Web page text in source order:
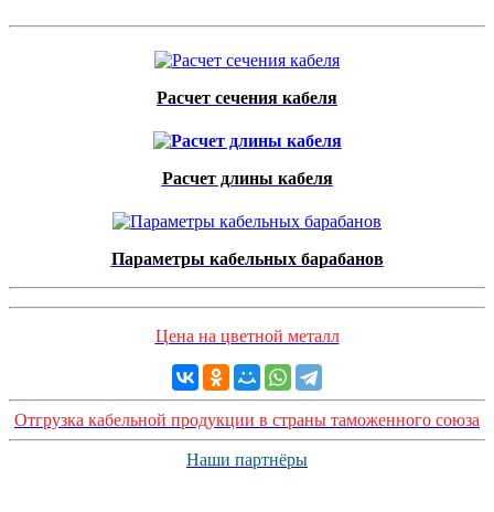
Расчет сечения кабеля
Расчет длины кабеля
Параметры кабельных барабанов
Цена на цветной металл
Отгрузка кабельной продукции в страны таможенного союза
Наши партнёры